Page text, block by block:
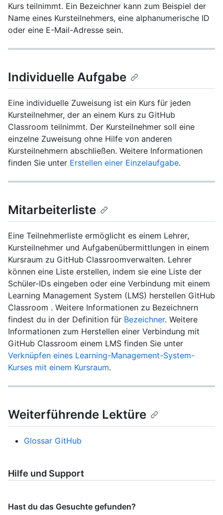
Kurs teilnimmt. Ein Bezeichner kann zum Beispiel der
Name eines Kursteilnehmers, eine alphanumerische ID
oder eine E-Mail-Adresse sein.
Individuelle Aufgabe
Eine individuelle Zuweisung ist ein Kurs für jeden
Kursteilnehmer, der an einem Kurs zu GitHub
Classroom teilnimmt. Der Kursteilnehmer soll eine
einzelne Zuweisung ohne Hilfe von anderen
Kursteilnehmern abschließen. Weitere Informationen
finden Sie unter Erstellen einer Einzelaufgabe.
Mitarbeiterliste
Eine Teilnehmerliste ermöglicht es einem Lehrer,
Kursteilnehmer und Aufgabenübermittlungen in einem
Kursraum zu GitHub Classroomverwalten. Lehrer
können eine Liste erstellen, indem sie eine Liste der
Schüler-IDs eingeben oder eine Verbindung mit einem
Learning Management System (LMS) herstellen GitHub
Classroom . Weitere Informationen zu Bezeichnern
findest du in der Definition für Bezeichner. Weitere
Informationen zum Herstellen einer Verbindung mit
GitHub Classroom einem LMS finden Sie unter
Verknüpfen eines Learning-Management-System-
Kurses mit einem Kursraum.
Weiterführende Lektüre
Glossar GitHub
Hilfe und Support
Hast du das Gesuchte gefunden?